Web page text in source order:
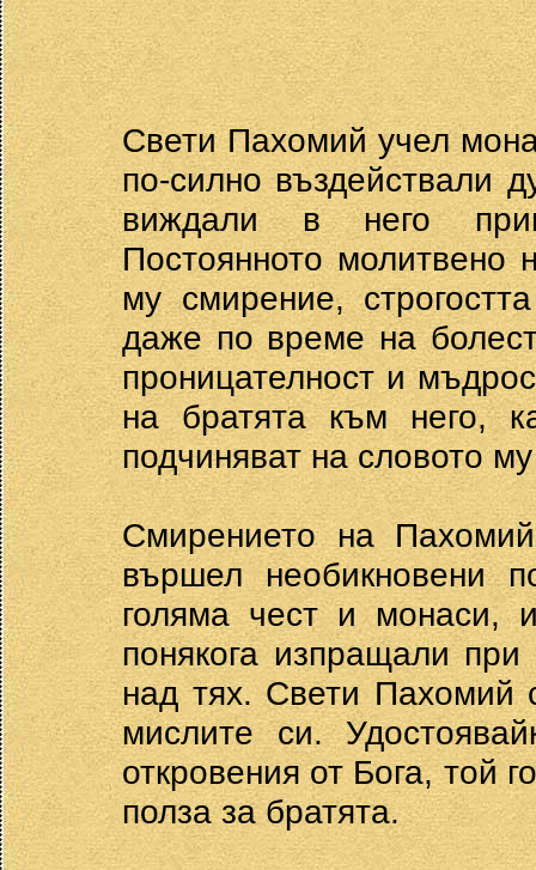
Свети Пахомий учел
по-силно въздействали
виждали в него
Постоянното молитвено
му смирение,
даже по време на
проницателност и
на братята към него,
подчиняват на словото
Смирението на
вършел необикновени
голяма чест и монаси,
понякога изпращали
над тях. Свети Пахомий
мислите си.
откровения от Бога, той
полза за братята.